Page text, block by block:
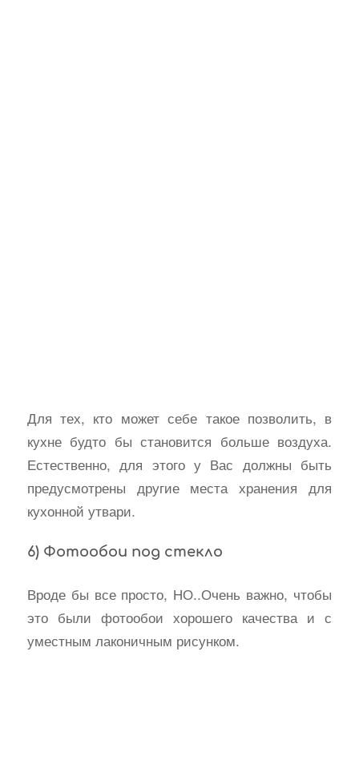
Для тех, кто может себе такое позволить, в
кухне будто бы становится больше воздуха.
Естественно, для этого у Вас должны быть
предусмотрены другие места хранения для
кухонной утвари.
6) Фотообои под стекло
Вроде бы все просто, НО..Очень важно, чтобы
это были фотообои хорошего качества и с
уместным лаконичным рисунком.